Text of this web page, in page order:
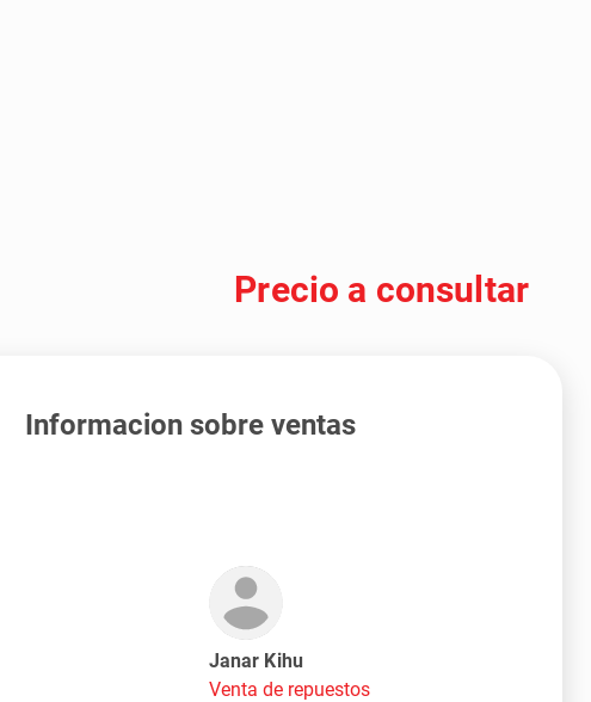
Precio a consultar
Informacion sobre ventas
Janar Kihu
Venta de repuestos